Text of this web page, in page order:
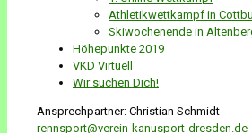
Athletikwettkampf in
Skiwochenende in
Höhepunkte 2019
VKD Virtuell
Wir suchen Dich!
Ansprechpartner: Christian Schmidt
rennsport@verein-kanusport-dresden.de